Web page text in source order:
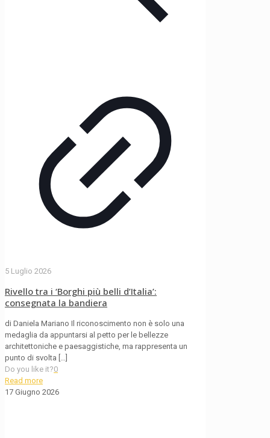
5 Luglio 2026
Rivello tra i ‘Borghi più belli d’Italia’:
consegnata la bandiera
di Daniela Mariano Il riconoscimento non è solo una
medaglia da appuntarsi al petto per le bellezze
architettoniche e paesaggistiche, ma rappresenta un
punto di svolta […]
Do you like it?0
Read more
17 Giugno 2026